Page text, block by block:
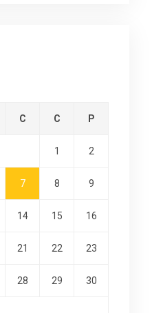
C C P
1 2
7 8 9
14 15 16
21 22 23
28 29 30